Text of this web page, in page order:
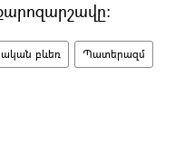
բևեռ Պատերազմ